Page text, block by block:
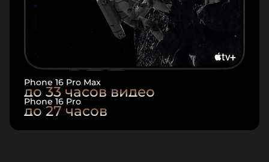
Phone 16 Pro Max
до 33 часов видео
Phone 16 Pro
до 27 часов